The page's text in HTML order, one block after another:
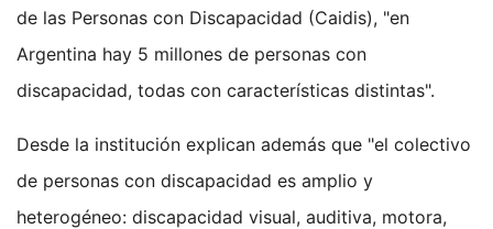
de las Personas con Discapacidad (Caidis), "en
Argentina hay 5 millones de personas con
discapacidad, todas con características distintas".
Desde la institución explican además que "el colectivo
de personas con discapacidad es amplio y
heterogéneo: discapacidad visual, auditiva, motora,